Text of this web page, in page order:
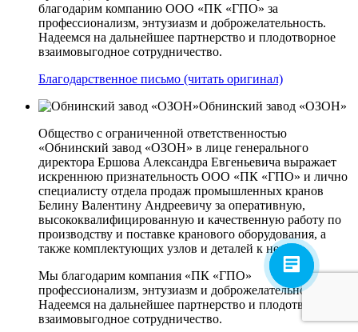
благодарим компанию ООО «ПК «ГПО» за
профессионализм, энтузиазм и доброжелательность.
Надеемся на дальнейшее партнерство и плодотворное
взаимовыгодное сотрудничество.
Благодарственное письмо (читать оригинал)
Обнинский завод «ОЗОН»
Общество с ограниченной ответственностью
«Обнинский завод «ОЗОН» в лице генерального
директора Ершова Александра Евгеньевича выражает
искреннюю признательность ООО «ПК «ГПО» и лично
специалисту отдела продаж промышленных кранов
Белину Валентину Андреевичу за оперативную,
высококвалифицированную и качественную работу по
производству и поставке кранового оборудования, а
также комплектующих узлов и деталей к нему.
Мы благодарим компания «ПК «ГПО»
профессионализм, энтузиазм и доброжелательность.
Надеемся на дальнейшее партнерство и плодотворное
взаимовыгодное сотрудничество.